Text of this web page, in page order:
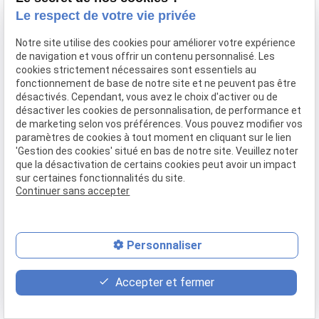
Confier mon bien
Contact
Mentions légalesPolitique de confidentialité
Gestion des cookiesPlan du site
place
Plan d'accès
contact_page
Contact
phone
04 37 28 61 56
Le respect de votre vie privée
Notre site utilise des cookies pour améliorer votre expérience
de navigation et vous offrir un contenu personnalisé. Les
cookies strictement nécessaires sont essentiels au
fonctionnement de base de notre site et ne peuvent pas être
désactivés. Cependant, vous avez le choix d'activer ou de
désactiver les cookies de personnalisation, de performance et
de marketing selon vos préférences. Vous pouvez modifier vos
paramètres de cookies à tout moment en cliquant sur le lien
'Gestion des cookies' situé en bas de notre site. Veuillez noter
que la désactivation de certains cookies peut avoir un impact
sur certaines fonctionnalités du site.
Continuer sans accepter
Personnaliser
Accepter et fermer